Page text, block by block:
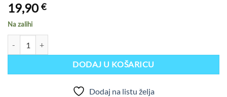
19,90€
Na zalihi
DODAJ U KOŠARICU
Dodaj na listu želja